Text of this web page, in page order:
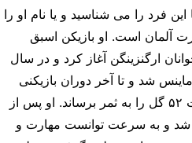
فرد را می شناسید و یا نام او را
کلوپ متولد ۱۶ ژوئن ۱۹۶۷ در اشتوتگارت آلمان است. او بازیکن اسبق
ارگنزینگن آغاز کرد و در سال
ماینس شد و تا آخر دوران بازیکنی
خود در این تیم در پست مهاجم و دفاع راست بازی کرد و توانست ۵۲ گل را به ثمر برساند. او پس از
شد و به سرعت توانست مهارت و